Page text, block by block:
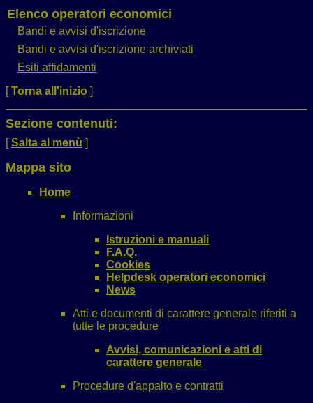
Elenco operatori economici
Bandi e avvisi d'iscrizione
Bandi e avvisi d'iscrizione archiviati
Esiti affidamenti
[Torna all'inizio ]
Sezione contenuti:
[Salta al menù ]
Mappa sito
Home
Informazioni
Istruzioni e manuali
F.A.Q.
Cookies
Helpdesk operatori economici
News
Atti e documenti di carattere generale riferiti a
tutte le procedure
Avvisi, comunicazioni e atti di
carattere generale
Procedure d'appalto e contratti